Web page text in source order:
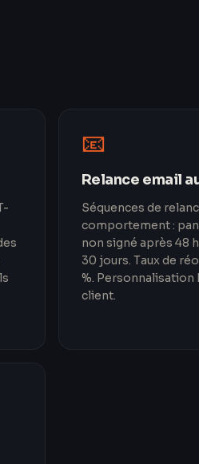
📧
Relance email
Séquences de
comportement :
non signé après 48
30 jours. Taux de
%.
client.